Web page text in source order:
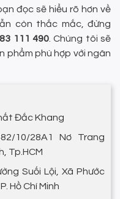
đọc sẽ hiểu rõ hơn về
còn thắc mắc, đừng
111 490. Chúng tôi sẽ
phẩm phù hợp với ngân
Đắc Khang
10/28A1 Nơ Trang
Tp.HCM
Suối Lội, Xã Phước
Hồ Chí Minh